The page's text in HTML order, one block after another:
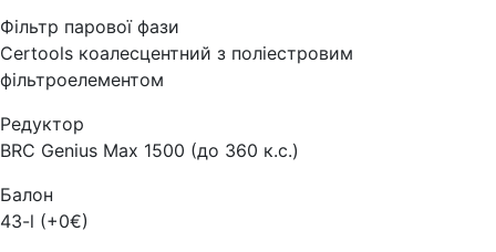
Фільтр парової фази
Certools коалесцентний з поліестровим
фільтроелементом
Редуктор
BRC Genius Max 1500 (до 360 к.с.)
Балон
43-l (+0€)